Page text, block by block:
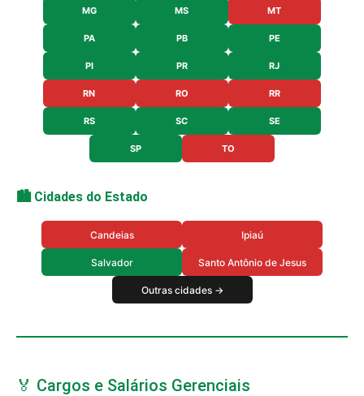
MG MS MT
PA PB PE
PI PR RJ
RN RO RR
RS SC SE
SP TO
🏙️ Cidades do Estado
Candeias Ipiaú
Salvador Santo Antônio de Jesus
Outras cidades →
🏅 Cargos e Salários Gerenciais